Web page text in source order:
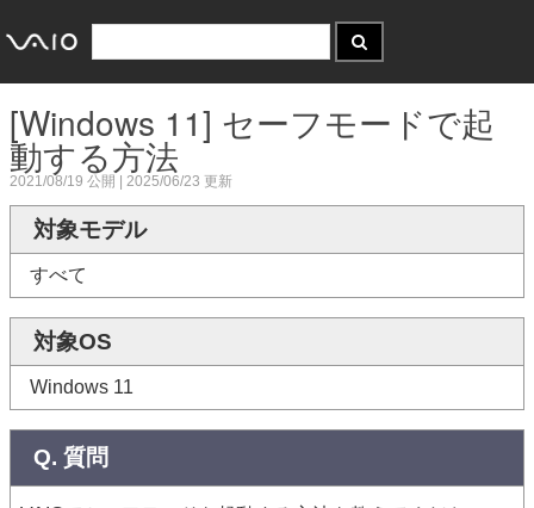
[Windows 11] セーフモードで起
動する方法
2021/08/19 公開 | 2025/06/23 更新
対象モデル
すべて
対象OS
Windows 11
Q. 質問